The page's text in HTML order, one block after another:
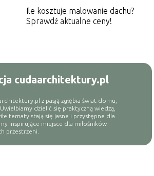
Ile kosztuje malowanie dachu?
Sprawdź aktualne ceny!
cudaarchitektury.pl
z pasją zgłębia świat domu,
dzielić się praktyczną wiedzą,
tematy stają się jasne i przystępne dla
inspirujące miejsce dla miłośników
przestrzeni.